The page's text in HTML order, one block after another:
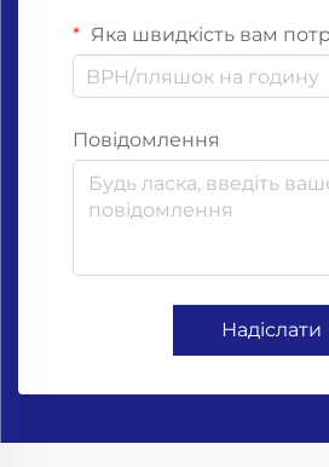
Яка швидкість вам
Повідомлення
Надіслати